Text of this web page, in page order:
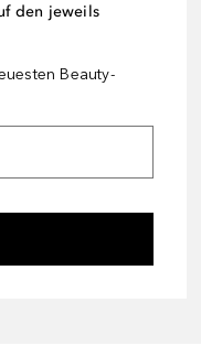
den jeweils
Beauty-